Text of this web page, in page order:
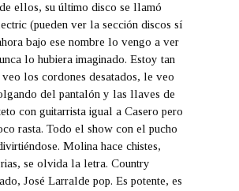
ellos, su último disco se llamó
(pueden ver la sección discos sí
bajo ese nombre lo vengo a ver
lo hubiera imaginado. Estoy tan
los cordones desatados, le veo
del pantalón y las llaves de
con guitarrista igual a Casero pero
rasta. Todo el show con el pucho
Molina hace chistes,
se olvida la letra. Country
José Larralde pop. Es potente, es